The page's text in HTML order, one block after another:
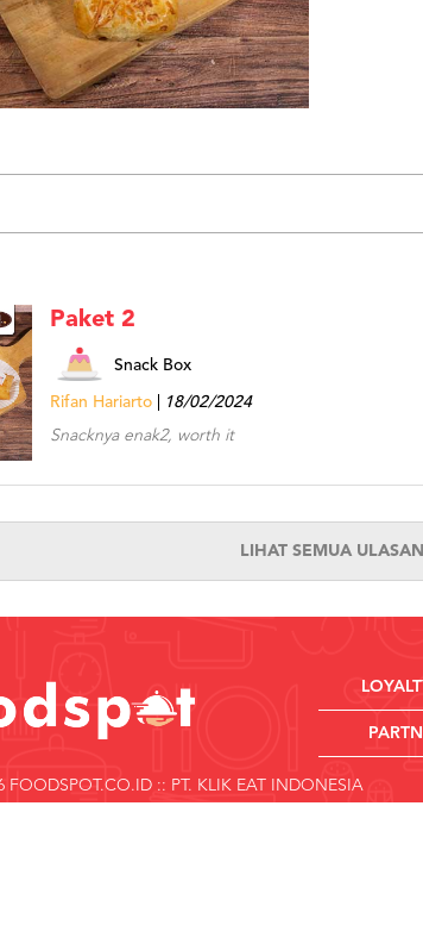
Paket 2
Snack Box
Rifan Hariarto 18/02/2024
Snacknya enak2, worth it
LIHAT SEMUA ULASAN
:: PT. KLIK EAT INDONESIA